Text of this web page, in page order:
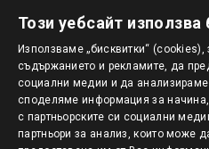
БЮЛЕТИН
Този уебсайт използва
Използваме „бисквитки“
съдържанието и рекламите, да
социални медии и да
споделяме информация за начина,
с партньорските си социални
партньори за анализ, които може